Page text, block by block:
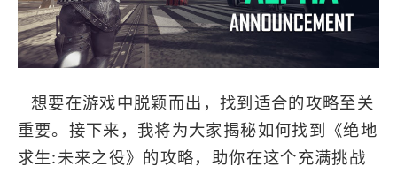
想要在游戏中脱颖而出，找到适合的攻略至关
重要。接下来，我将为大家揭秘如何找到《绝地
求生:未来之役》的攻略，助你在这个充满挑战